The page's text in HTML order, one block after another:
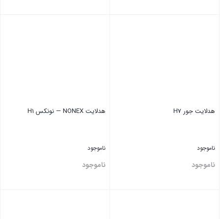
هدلایت جور H7
ناموجود
ناموجود
هدلایت NONEX — نونکس H1
ناموجود
ناموجود